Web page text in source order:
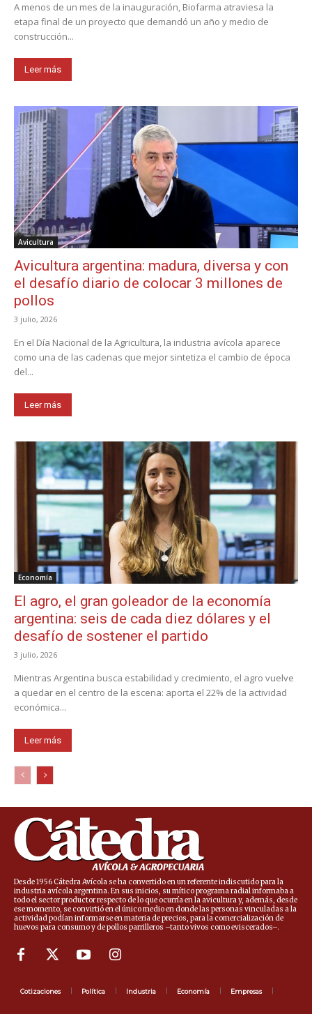
A menos de un mes de la inauguración, Biofarma atraviesa la
etapa final de un proyecto que demandó un año y medio de
construcción...
Leer más
Avicultura
Avicultura argentina: madura, diversa y con
el desafío diario de colocar 3 millones de
pollos
3 julio, 2026
En el Día Nacional de la Agricultura, la industria avícola aparece
como una de las cadenas que mejor sintetiza el cambio de época
del...
Leer más
Economía
El agro, el gran goleador de la economía
argentina: seis de cada diez dólares y el
desafío de sostener el partido
3 julio, 2026
Mientras Argentina busca estabilidad y crecimiento, el agro vuelve
a quedar en el centro de la escena: aporta el 22% de la actividad
económica...
Leer más
Desde 1956 Cátedra Avícola se ha convertido en un referente indiscutido para la
industria avícola argentina. En sus inicios, su mítico programa radial informaba a
todo el sector productor respecto de lo que ocurría en la avicultura y, además, desde
ese momento, se convirtió en el único medio en donde las personas vinculadas a la
actividad podían informarse en materia de precios, para la comercialización de
huevos para consumo y de pollos parrilleros –tanto vivos como eviscerados–.
Cotizaciones Política Industria Economía Empresas